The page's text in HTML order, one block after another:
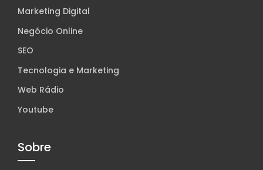
Marketing Digital
Negócio Online
SEO
Tecnologia e Marketing
Web Rádio
Youtube
Sobre